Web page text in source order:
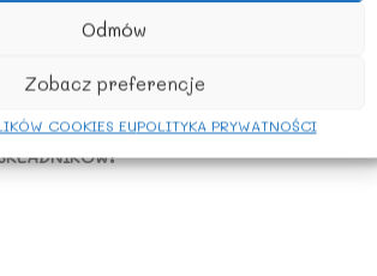
Odmów
Zobacz preferencje
COOKIES EUPOLITYKA PRYWATNOŚCI
PRZECHOWYWANIA
suchym i chłodnym miejscu.